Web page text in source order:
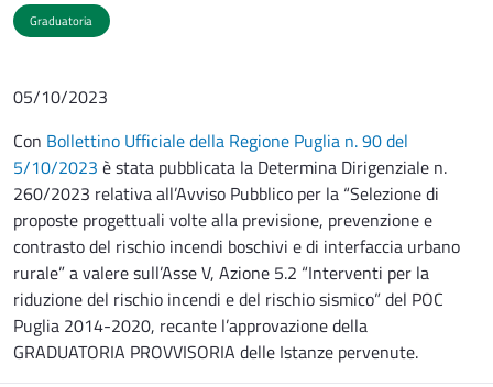
Graduatoria
05/10/2023
Con Bollettino Ufficiale della Regione Puglia n. 90 del
5/10/2023 è stata pubblicata la Determina Dirigenziale n.
260/2023 relativa all’Avviso Pubblico per la “Selezione di
proposte progettuali volte alla previsione, prevenzione e
contrasto del rischio incendi boschivi e di interfaccia urbano
rurale” a valere sull’Asse V, Azione 5.2 “Interventi per la
riduzione del rischio incendi e del rischio sismico” del POC
Puglia 2014-2020, recante l’approvazione della
GRADUATORIA PROVVISORIA delle Istanze pervenute.